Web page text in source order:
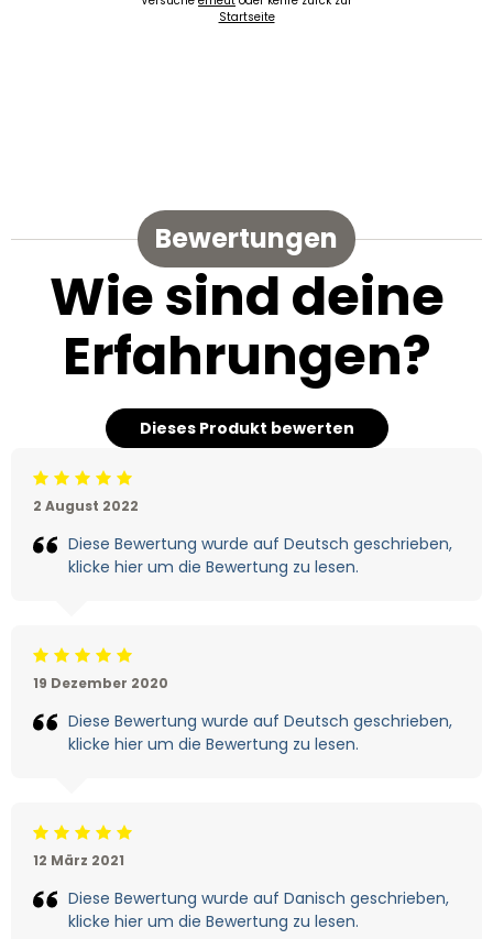
Startseite
Bewertungen
Wie sind deine
Erfahrungen?
Dieses Produkt bewerten
Beoordeling: 5/5
2 August 2022
Diese Bewertung wurde auf Deutsch geschrieben,
klicke hier um die Bewertung zu lesen.
Beoordeling: 5/5
19 Dezember 2020
Diese Bewertung wurde auf Deutsch geschrieben,
klicke hier um die Bewertung zu lesen.
Beoordeling: 5/5
12 März 2021
Diese Bewertung wurde auf Danisch geschrieben,
klicke hier um die Bewertung zu lesen.